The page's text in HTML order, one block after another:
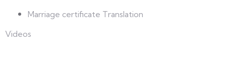
Marriage certificate Translation
Videos